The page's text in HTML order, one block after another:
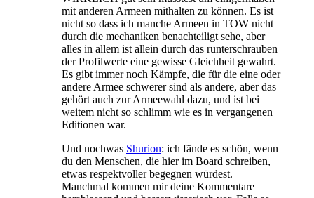
mit anderen Armeen mithalten zu können. Es ist
nicht so dass ich manche Armeen in TOW nicht
durch die mechaniken benachteiligt sehe, aber
alles in allem ist allein durch das runterschrauben
der Profilwerte eine gewisse Gleichheit gewahrt.
Es gibt immer noch Kämpfe, die für die eine oder
andere Armee schwerer sind als andere, aber das
gehört auch zur Armeewahl dazu, und ist bei
weitem nicht so schlimm wie es in vergangenen
Editionen war.
Und nochwas Shurion: ich fände es schön, wenn
du den Menschen, die hier im Board schreiben,
etwas respektvoller begegnen würdest.
Manchmal kommen mir deine Kommentare